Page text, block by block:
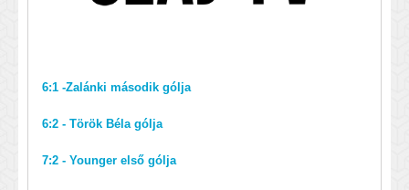
6:1 -Zalánki második gólja
6:2 - Török Béla gólja
7:2 - Younger első gólja